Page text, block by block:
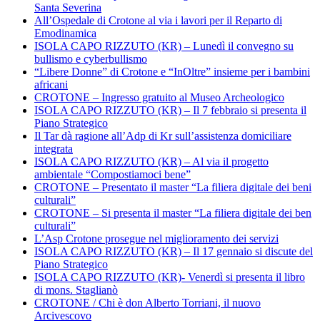
Santa Severina
All’Ospedale di Crotone al via i lavori per il Reparto di
Emodinamica
ISOLA CAPO RIZZUTO (KR) – Lunedì il convegno su
bullismo e cyberbullismo
“Libere Donne” di Crotone e “InOltre” insieme per i bambini
africani
CROTONE – Ingresso gratuito al Museo Archeologico
ISOLA CAPO RIZZUTO (KR) – Il 7 febbraio si presenta il
Piano Strategico
Il Tar dà ragione all’Adp di Kr sull’assistenza domiciliare
integrata
ISOLA CAPO RIZZUTO (KR) – Al via il progetto
ambientale “Compostiamoci bene”
CROTONE – Presentato il master “La filiera digitale dei beni
culturali”
CROTONE – Si presenta il master “La filiera digitale dei ben
culturali”
L’Asp Crotone prosegue nel miglioramento dei servizi
ISOLA CAPO RIZZUTO (KR) – Il 17 gennaio si discute del
Piano Strategico
ISOLA CAPO RIZZUTO (KR)- Venerdì si presenta il libro
di mons. Staglianò
CROTONE / Chi è don Alberto Torriani, il nuovo
Arcivescovo